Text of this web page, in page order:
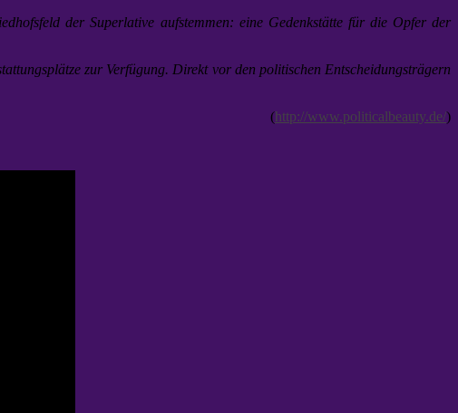
der Superlative aufstemmen: eine Gedenkstätte für die Opfer der
zur Verfügung. Direkt vor den politischen Entscheidungsträgern
(http://www.politicalbeauty.de/)